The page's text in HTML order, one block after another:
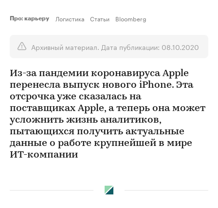
Про: карьеру Логистика Статьи Bloomberg
Архивный материал. Дата публикации: 08.10.2020
Из-за пандемии коронавируса Apple
перенесла выпуск нового iPhone. Эта
отсрочка уже сказалась на
поставщиках Apple, а теперь она может
усложнить жизнь аналитиков,
пытающихся получить актуальные
данные о работе крупнейшей в мире
ИТ-компании